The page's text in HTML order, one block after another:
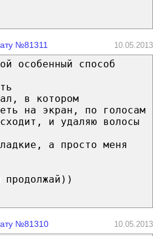
№81311 10.05.2013
особенный способ
в котором
на экран, по голосам
и удаляю волосы
а просто меня
№81310 10.05.2013